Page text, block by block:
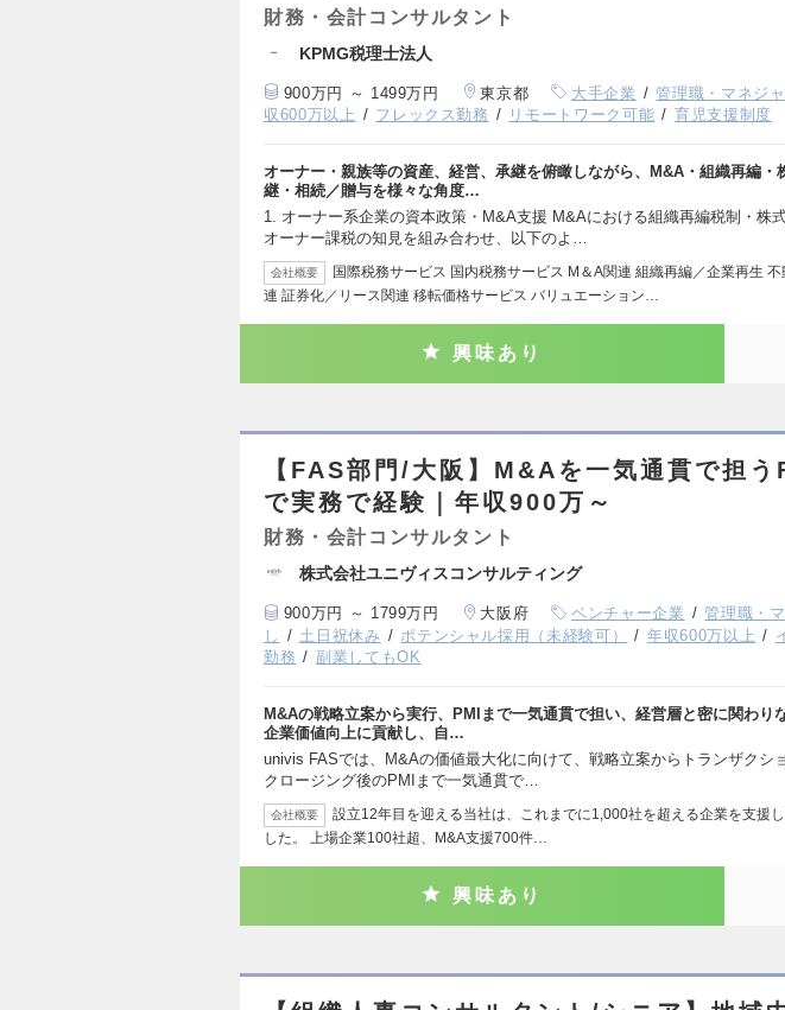
財務・会計コンサルタント
KPMG税理士法人
900万円 ～ 1499万円 東京都 大手企業 管理職・マネジ
収600万以上
フレックス勤務 リモートワーク可能 育児支援制度
オーナー・親族等の資産、経営、承継を俯瞰しながら、M&A・組織再編・
継・相続／贈与を様々な角度…
1. オーナー系企業の資本政策・M&A支援 M&Aにおける組織再編税制・株
オーナー課税の知見を組み合わせ、以下のよ…
会社概要
国際税務サービス 国内税務サービス M＆A関連 組織再編／企業再生 不
連 証券化／リース関連 移転価格サービス バリュエーション…
興味あり
【FAS部門/大阪】M&Aを一気通貫で担
で実務で経験｜年収900万～
財務・会計コンサルタント
株式会社ユニヴィスコンサルティング
900万円 ～ 1799万円 大阪府 ベンチャー企業 管理職・
し
土日祝休み ポテンシャル採用（未経験可） 年収600万以上
勤務
副業してもOK
M&Aの戦略立案から実行、PMIまで一気通貫で担い、経営層と密に関わり
企業価値向上に貢献し、自…
univis FASでは、M&Aの価値最大化に向けて、戦略立案からトランザクショ
クロージング後のPMIまで一気通貫で…
会社概要
設立12年目を迎える当社は、これまでに1,000社を超える企業を支援し
した。 上場企業100社超、M&A支援700件…
興味あり